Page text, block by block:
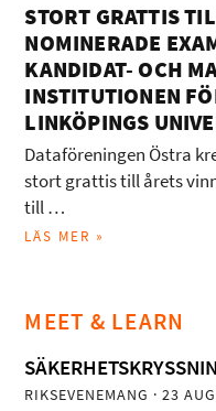
STORT GRATTIS
NOMINERADE
KANDIDAT- OCH
INSTITUTIONEN
LINKÖPINGS
Dataföreningen Östra
stort grattis till årets
till …
LÄS MER »
MEET & LEARN
RIKSEVENEMANG · 23